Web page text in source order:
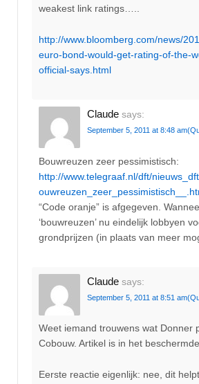
weakest link ratings…..
http://www.bloomberg.com/news/
euro-bond-would-get-rating-of-the-
official-says.html
Claude says:
September 5, 2011 at 8:48 am
Bouwreuzen zeer pessimistisch:
http://www.telegraaf.nl/dft/
“Code oranje” is afgegeven.
‘bouwreuzen’ nu eindelijk lobbyen
grondprijzen (in plaats van meer
Claude says:
September 5, 2011 at 8:51 am
Weet iemand trouwens wat Donner
Cobouw. Artikel is in het
Eerste reactie eigenlijk: nee, dit